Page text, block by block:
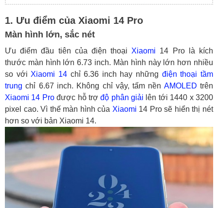
Camera LEICA đa dạng tính năng
2. Xiaomi 14 Pro giá bao nhiêu?
3. Có nên mua Xiaomi 14 Pro
1. Ưu điểm của Xiaomi 14 Pro
Màn hình lớn, sắc nét
Ưu điểm đầu tiên của điện thoại Xiaomi 14 Pro là kích
thước màn hình lớn 6.73 inch. Màn hình này lớn hơn nhiều
so với Xiaomi 14chỉ 6.36 inch hay những điện thoại tầm
trung chỉ 6.67 inch. Không chỉ vậy, tấm nền AMOLED trên
Xiaomi 14 Prođược hỗ trợđộ phân giải lên tới 1440 x 3200
pixel cao. Vì thế màn hình của Xiaomi 14 Pro sẽ hiển thị nét
hơn so với bản Xiaomi 14.